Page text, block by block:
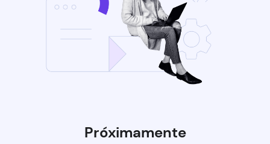
Próximamente